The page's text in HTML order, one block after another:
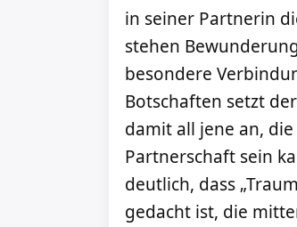
in seiner Partnerin
stehen
besondere
Botschaften setzt
damit all jene an,
Partnerschaft sein
deutlich, dass
gedacht ist, die